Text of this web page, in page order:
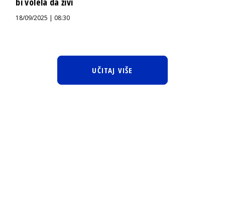
18/09/2025 | 08:30
UČITAJ VIŠE